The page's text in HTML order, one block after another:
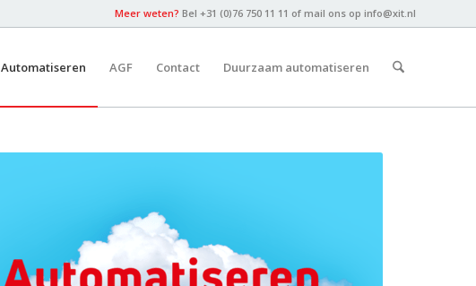
Meer weten? Bel +31 (0)76 750 11 11 of mail ons op info@xit.nl
Automatiseren AGF Contact Duurzaam automatiseren